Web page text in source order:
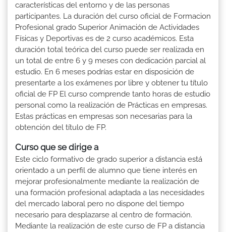
características del entorno y de las personas
participantes. La duración del curso oficial de Formacion
Profesional grado Superior Animación de Actividades
Físicas y Deportivas es de 2 curso académicos. Esta
duración total teórica del curso puede ser realizada en
un total de entre 6 y 9 meses con dedicación parcial al
estudio. En 6 meses podrías estar en disposición de
presentarte a los exámenes por libre y obtener tu título
oficial de FP El curso comprende tanto horas de estudio
personal como la realización de Prácticas en empresas.
Estas prácticas en empresas son necesarias para la
obtención del título de FP.
Curso que se dirige a
Este ciclo formativo de grado superior a distancia está
orientado a un perfil de alumno que tiene interés en
mejorar profesionalmente mediante la realización de
una formación profesional adaptada a las necesidades
del mercado laboral pero no dispone del tiempo
necesario para desplazarse al centro de formación.
Mediante la realización de este curso de FP a distancia